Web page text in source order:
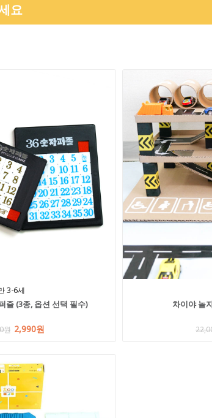
요
3-6세
즐 (3종, 옵션 선택 필수)
원 2,990원
차이야 놀